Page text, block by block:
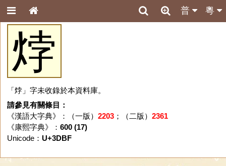
粵
普
㶿
「㶿」字未收錄於本資料庫。
請參見有關條目：
《漢語大字典》：（一版） 2203；（二版） 2361
《康熙字典》： 600 (17)
Unicode： U+3DBF